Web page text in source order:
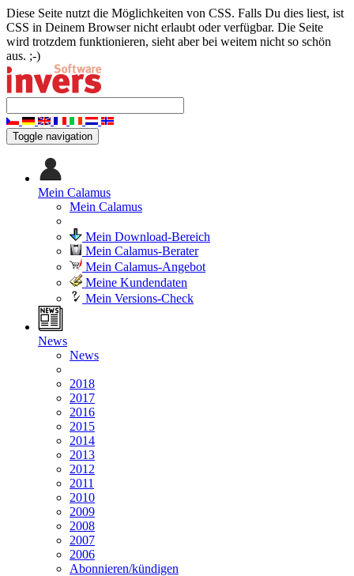
Diese Seite nutzt die Möglichkeiten von CSS. Falls Du dies liest, ist
CSS in Deinem Browser nicht erlaubt oder verfügbar. Die Seite
wird trotzdem funktionieren, sieht aber bei weitem nicht so schön
aus. ;-)
Toggle navigation
Mein Calamus
Mein Calamus
Mein Download-Bereich
Mein Calamus-Berater
Mein Calamus-Angebot
Meine Kundendaten
Mein Versions-Check
News
News
2018
2017
2016
2015
2014
2013
2012
2011
2010
2009
2008
2007
2006
Abonnieren/kündigen